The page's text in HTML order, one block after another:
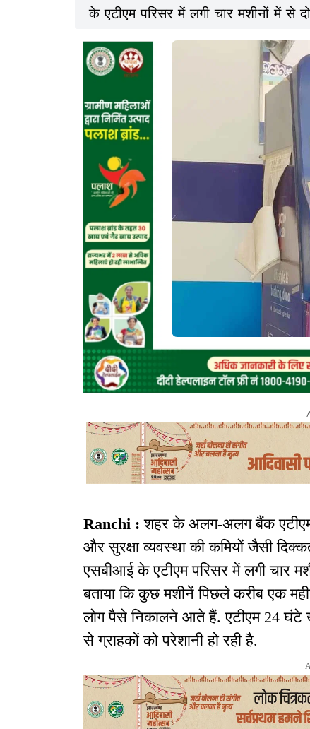
के एटीएम परिसर में लगी चार मशीनों में से
मशीनें पिछले करीब एक महीने से खराब हैं.
आते हैं. एटीएम 24 घंटे खुला रहता है, लेकिन
रही है.
Ranchi : शहर के अलग-अलग बैंक एटीएम
और सुरक्षा व्यवस्था की कमियों जैसी
एसबीआई के एटीएम परिसर में लगी चार
बताया कि कुछ मशीनें पिछले करीब एक
लोग पैसे निकालने आते हैं. एटीएम 24 घंटे
से ग्राहकों को परेशानी हो रही है.